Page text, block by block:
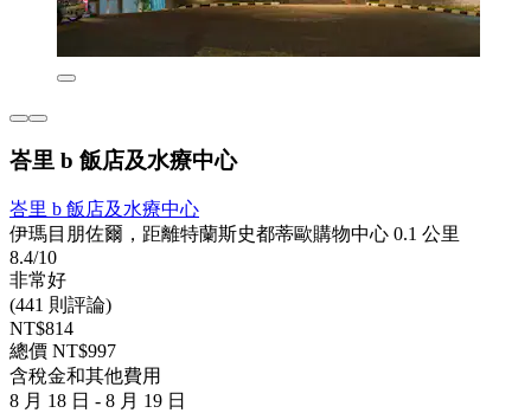
峇里 b 飯店及水療中心
峇里 b 飯店及水療中心
伊瑪目朋佐爾，距離特蘭斯史都蒂歐購物中心 0.1 公里
8.4/10
非常好
(441 則評論)
NT$814
總價 NT$997
含稅金和其他費用
8 月 18 日 - 8 月 19 日